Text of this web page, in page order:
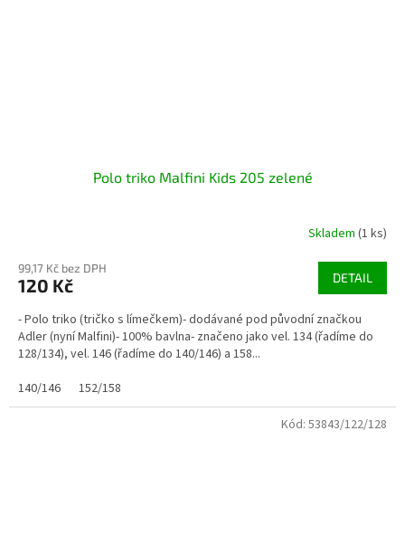
Polo triko Malfini Kids 205 zelené
Skladem (1 ks)
99,17 Kč bez DPH
120 Kč DETAIL
- Polo triko (tričko s límečkem)- dodávané pod původní značkou
Adler (nyní Malfini)- 100% bavlna- značeno jako vel. 134 (řadíme do
128/134), vel. 146 (řadíme do 140/146) a 158...
140/146
152/158
Kód: 53843/122/128